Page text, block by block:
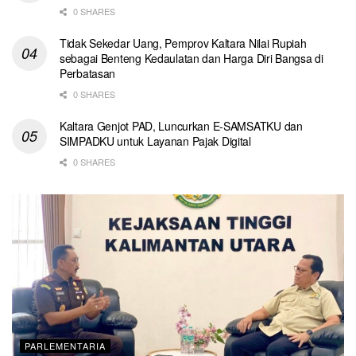
0 SHARES
Tidak Sekedar Uang, Pemprov Kaltara Nilai Rupiah
sebagai Benteng Kedaulatan dan Harga Diri Bangsa di
Perbatasan
0 SHARES
Kaltara Genjot PAD, Luncurkan E-SAMSATKU dan
SIMPADKU untuk Layanan Pajak Digital
0 SHARES
PARLEMENTARIA